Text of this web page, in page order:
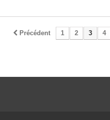
Précédent 1 2 3 4